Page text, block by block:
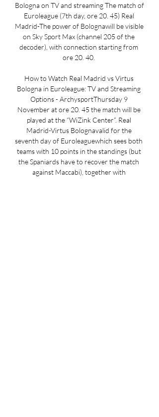
Bologna on TV and streaming The match of
Euroleague (7th day, ore 20. 45) Real
Madrid-The power of Bolognawill be visible
on Sky Sport Max (channel 205 of the
decoder), with connection starting from
ore 20. 40.
How to Watch Real Madrid vs Virtus
Bologna in Euroleague: TV and Streaming
Options - ArchysportThursday 9
November at ore 20. 45 the match will be
played at the “WiZink Center”. Real
Madrid-Virtus Bolognavalid for the
seventh day of Euroleaguewhich sees both
teams with 10 points in the standings (but
the Spaniards have to recover the match
against Maccabi), together with